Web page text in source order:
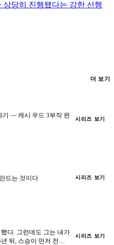
당히 진행됐다는 강한 선행
더 보기
기 — 캐시 우드 3부작 완
시리즈 보기
드는 것이다 시리즈 보기
다. 그런데도 그는 내가
뒤, 스승이 먼저 전화
시리즈 보기